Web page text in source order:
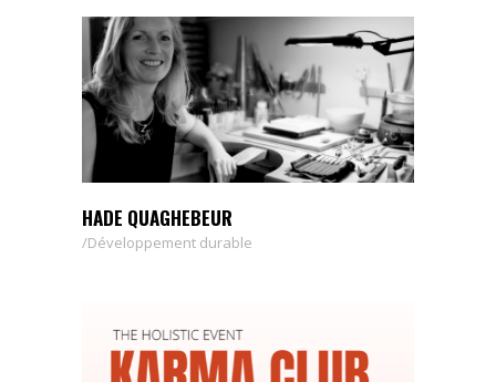
HADE QUAGHEBEUR
Développement durable